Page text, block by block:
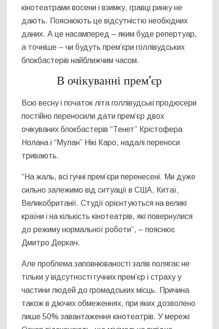
кінотеатрами восени і взимку, гравці ринку не
дають. Пояснюють це відсутністю необхідних
даних. А це насамперед – яким буде репертуар,
а точніше – чи будуть прем’єри голлівудських
блокбастерів найближчим часом.
В очікуванні прем’єр
Всю весну і початок літа голлівудські продюсери
постійно переносили дати прем’єр двох
очікуваних блокбастерів “Тенет” Крістофера
Нолана і “Мулан” Нікі Каро, надалі переноси
тривають.
“На жаль, всі гучні прем’єри перенесені. Ми дуже
сильно залежимо від ситуації в США, Китаї,
Великобританії. Студії орієнтуються на великі
країни і на кількість кінотеатрів, які повернулися
до режиму нормальної роботи”, – пояснює
Дмитро Деркач.
Але проблема заповнюваності залів полягає не
тільки у відсутності гучних прем’єр і страху у
частини людей до громадських місць. Причина
також в діючих обмеженнях, при яких дозволено
лише 50% завантаження кінотеатрів. У мережі